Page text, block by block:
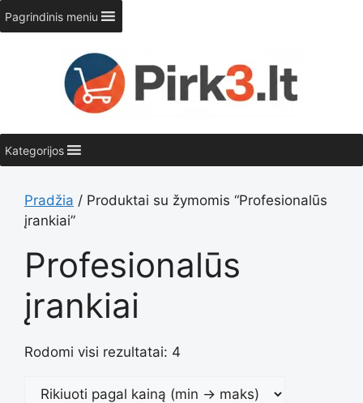
Pereiti
prie
turinio
Pagrindinis meniu
Kategorijos
Pradžia / Produktai su žymomis “Profesionalūs
įrankiai”
Profesionalūs
įrankiai
Rodomi visi rezultatai: 4